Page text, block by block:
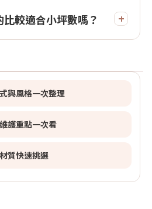
較適合小坪數嗎？
+
與風格一次整理
護重點一次看
質快速挑選